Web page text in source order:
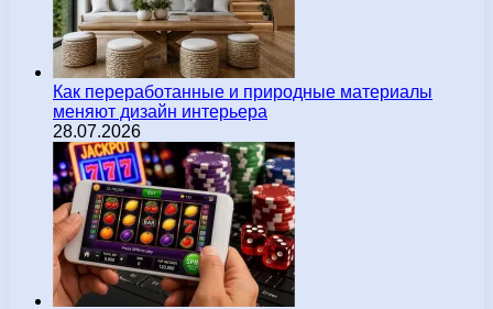
Как переработанные и природные материалы
меняют дизайн интерьера
28.07.2026